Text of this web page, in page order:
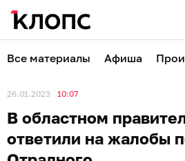
Все материалы Афиша
26.01.2023 10:07
В областном
ответили на жалобы